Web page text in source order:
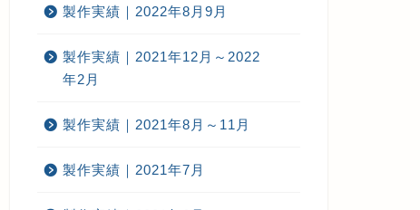
製作実績｜2022年8月9月
製作実績｜2021年12月～2022
年2月
製作実績｜2021年8月～11月
製作実績｜2021年7月